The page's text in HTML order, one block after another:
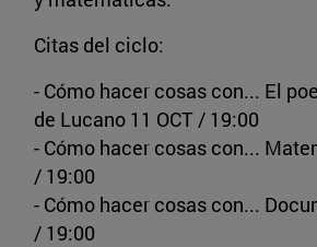
Citas del ciclo:
- Cómo hacer cosas con... El
de Lucano 11 OCT / 19:00
- Cómo hacer cosas con...
/ 19:00
- Cómo hacer cosas con...
/ 19:00